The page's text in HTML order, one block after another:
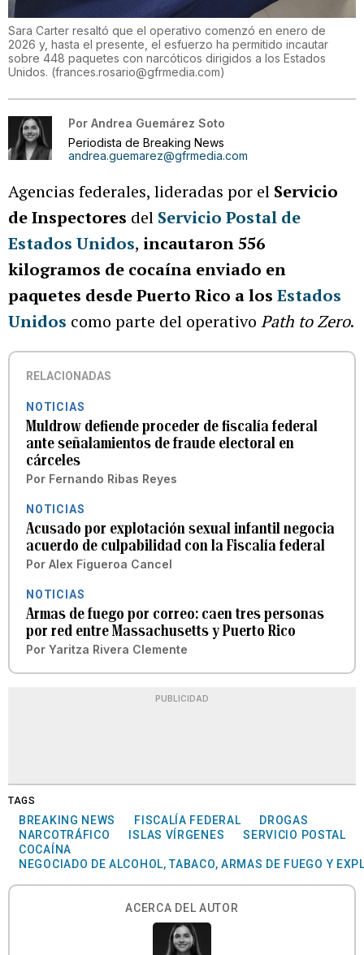
Sara Carter resaltó que el operativo comenzó en enero de
2026 y, hasta el presente, el esfuerzo ha permitido incautar
sobre 448 paquetes con narcóticos dirigidos a los Estados
Unidos. (frances.rosario@gfrmedia.com)
Por Andrea Guemárez Soto
Periodista de Breaking News
andrea.guemarez@gfrmedia.com
Agencias federales, lideradas por el Servicio
de Inspectores del Servicio Postal de
Estados Unidos, incautaron 556
kilogramos de cocaína enviado en
paquetes desde Puerto Rico a los Estados
Unidos como parte del operativo Path to Zero.
RELACIONADAS
NOTICIAS
Muldrow defiende proceder de fiscalía federal
ante señalamientos de fraude electoral en
cárceles
Por Fernando Ribas Reyes
NOTICIAS
Acusado por explotación sexual infantil negocia
acuerdo de culpabilidad con la Fiscalía federal
Por Alex Figueroa Cancel
NOTICIAS
Armas de fuego por correo: caen tres personas
por red entre Massachusetts y Puerto Rico
Por Yaritza Rivera Clemente
PUBLICIDAD
TAGS
BREAKING NEWS FISCALÍA FEDERAL
DROGAS
NARCOTRÁFICO
ISLAS VÍRGENES
SERVICIO POSTAL
COCAÍNA
NEGOCIADO DE ALCOHOL, TABACO, ARMAS DE FUEGO Y
ACERCA DEL AUTOR